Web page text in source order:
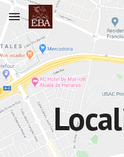
Skip to main content